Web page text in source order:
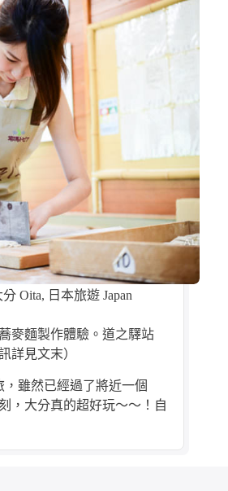
分 Oita, 日本旅遊 Japan
麥麵製作體驗。道之驛站
詳見文末）
雖然已經過了將近一個
，大分真的超好玩～～！自